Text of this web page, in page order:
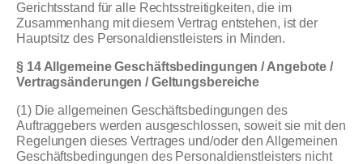
Gerichtsstand für alle Rechtsstreitigkeiten, die im
Zusammenhang mit diesem Vertrag entstehen, ist der
Hauptsitz des Personaldienstleisters in Minden.
§ 14 Allgemeine Geschäftsbedingungen / Angebote /
Vertragsänderungen / Geltungsbereiche
(1) Die allgemeinen Geschäftsbedingungen des
Auftraggebers werden ausgeschlossen, soweit sie mit den
Regelungen dieses Vertrages und/oder den Allgemeinen
Geschäftsbedingungen des Personaldienstleisters nicht